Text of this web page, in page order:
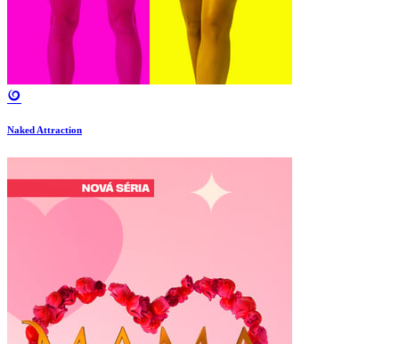
Naked Attraction